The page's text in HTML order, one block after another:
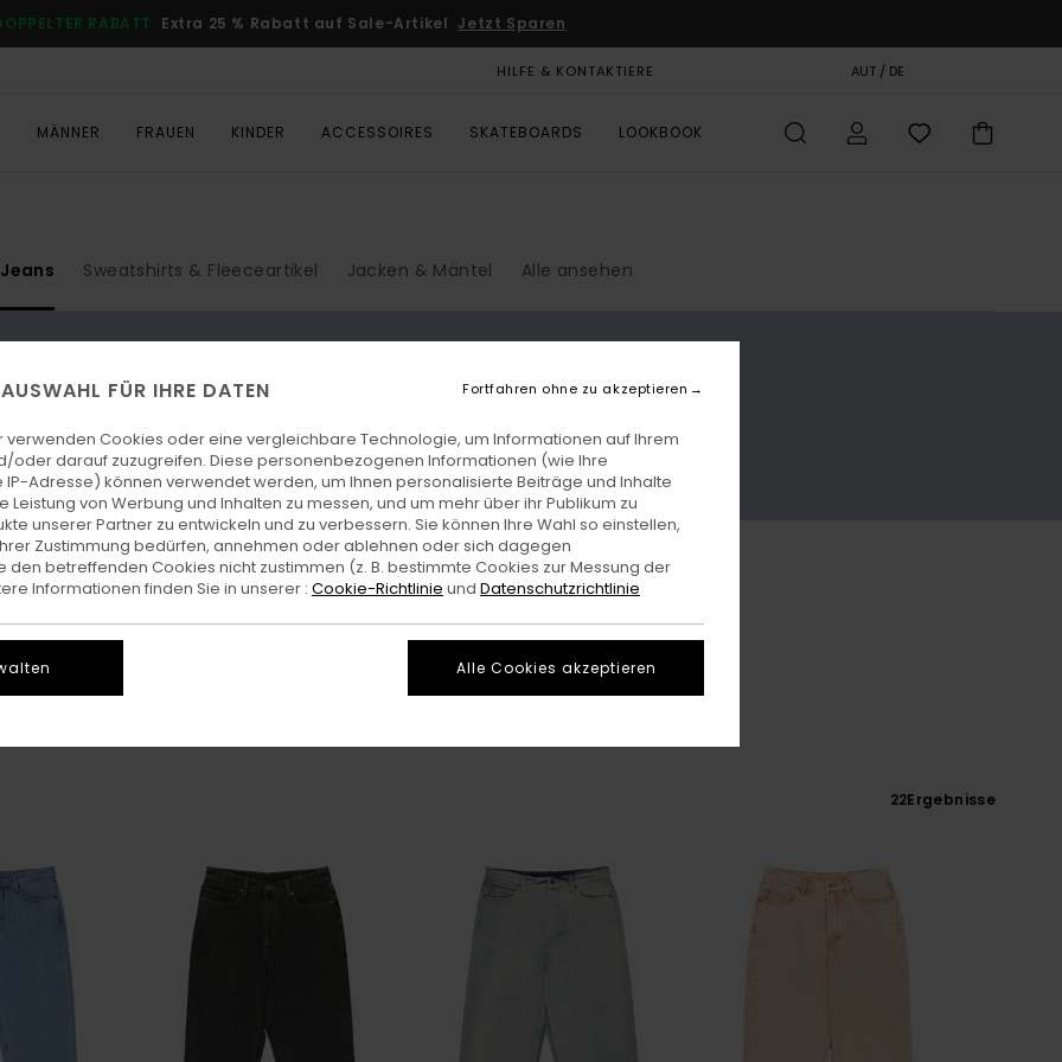
RABATT Extra 25 % Rabatt auf Sale-Artikel Jetzt Sparen
HILFE & KONTAKTIERE AUT / DE
MÄNNER FRAUEN KINDER ACCESSOIRES SKATEBOARDS LOOKBOOK
Jeans Sweatshirts & Fleeceartikel Jacken & Mäntel Alle ansehen
Big
22Ergebnisse
FÜR IHRE DATEN
verwenden Cookies oder eine vergleichbare Technologie, um Informationen auf Ihrem
oder darauf zuzugreifen. Diese personenbezogenen Informationen (wie Ihre
IP-Adresse) können verwendet werden, um Ihnen personalisierte Beiträge und Inhalte
Leistung von Werbung und Inhalten zu messen, und um mehr über ihr Publikum zu
unserer Partner zu entwickeln und zu verbessern. Sie können Ihre Wahl so einstellen,
Zustimmung bedürfen, annehmen oder ablehnen oder sich dagegen
den betreffenden Cookies nicht zustimmen (z. B. bestimmte Cookies zur Messung der
Informationen finden Sie in unserer : Cookie-Richtlinie und Datenschutzrichtlinie
Fortfahren ohne zu akzeptieren
Alle Cookies akzeptieren